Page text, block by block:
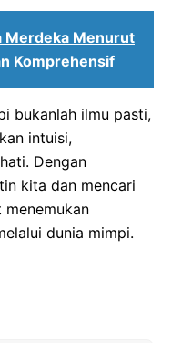
Merdeka Menurut
Komprehensif
bukanlah ilmu pasti,
intuisi,
Dengan
kita dan mencari
dunia mimpi.